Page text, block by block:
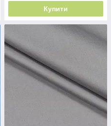
Купити